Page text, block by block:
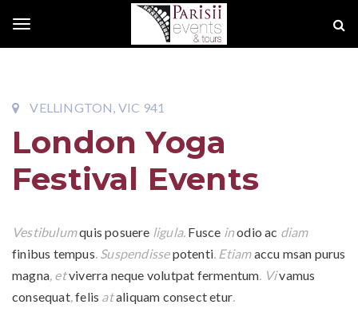
i
g
l
e
r
i
i
v
n
t
VELLINGTON, VIC 941
London Yoga
Festival Events
Vestibulumquis posuere ligula. Fusce inodio ac diam
finibus tempus. Suspendissepotenti. Etiamaccu msan purus
magna, etviverra neque volutpat fermentum. Vivamus
consequat,felis ataliquam consect etur.